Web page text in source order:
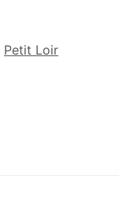
Petit Loir